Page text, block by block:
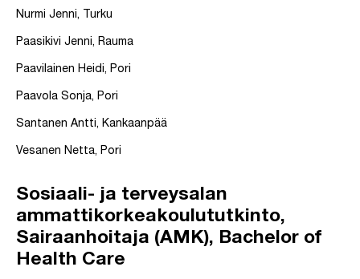
Nurmi Jenni, Turku
Paasikivi Jenni, Rauma
Paavilainen Heidi, Pori
Paavola Sonja, Pori
Santanen Antti, Kankaanpää
Vesanen Netta, Pori
Sosiaali- ja terveysalan
ammattikorkeakoulututkinto,
Sairaanhoitaja (AMK), Bachelor of
Health Care